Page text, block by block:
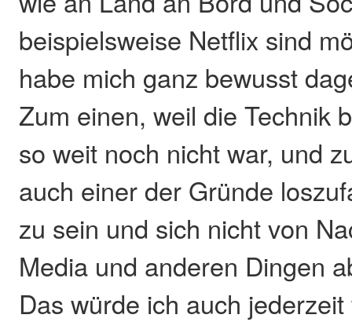
beispielsweise Netflix sind
habe mich ganz bewusst
Zum einen, weil die Technik
so weit noch nicht war, und
auch einer der Gründe
zu sein und sich nicht von
Media und anderen Dingen
Das würde ich auch